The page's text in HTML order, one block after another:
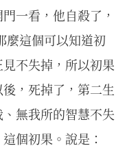
一看，他自殺了，
這個可以知道初
不失掉，所以初果
，死掉了，第二生
無我所的智慧不失
個初果。說是：